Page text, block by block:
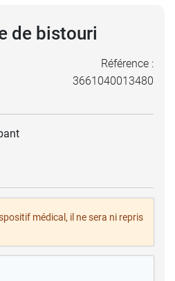
de bistouri
Référence :
3661040013480
médical, il ne sera ni repris